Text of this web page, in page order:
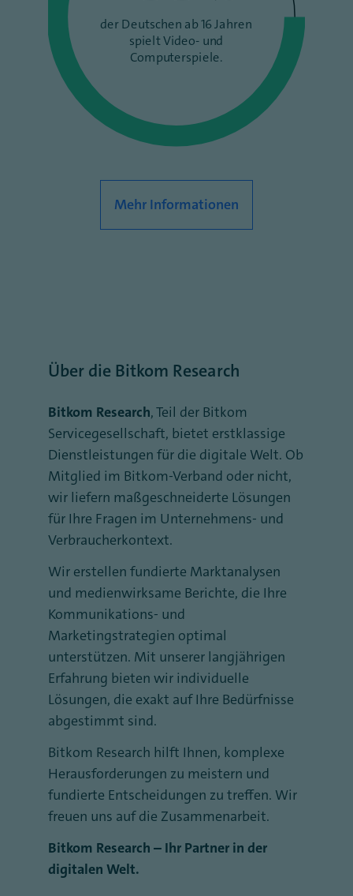
der Deutschen ab 16 Jahren
spielt Video- und
Computerspiele.
Mehr Informationen
Über die Bitkom Research
Bitkom Research, Teil der Bitkom
Servicegesellschaft, bietet erstklassige
Dienstleistungen für die digitale Welt. Ob
Mitglied im Bitkom-Verband oder nicht,
wir liefern maßgeschneiderte Lösungen
für Ihre Fragen im Unternehmens- und
Verbraucherkontext.
Wir erstellen fundierte Marktanalysen
und medienwirksame Berichte, die Ihre
Kommunikations- und
Marketingstrategien optimal
unterstützen. Mit unserer langjährigen
Erfahrung bieten wir individuelle
Lösungen, die exakt auf Ihre Bedürfnisse
abgestimmt sind.
Bitkom Research hilft Ihnen, komplexe
Herausforderungen zu meistern und
fundierte Entscheidungen zu treffen. Wir
freuen uns auf die Zusammenarbeit.
Bitkom Research – Ihr Partner in der
digitalen Welt.